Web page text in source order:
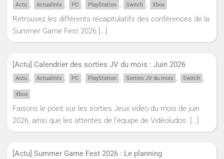
Actu , Actualités , PC , PlayStation , Switch , Xbox
Retrouvez les différents récapitulatifs des conférences de la
Summer Game Fest 2026 […]
[Actu] Calendrier des sorties JV du mois : Juin 2026
Actu , Actualités , PC , PlayStation , Sorties JV du mois , Switch ,
Xbox
Faisons le point sur les sorties Jeux vidéo du mois de juin
2026, ainsi que les attentes de l'équipe de Vidéoludos. […]
[Actu] Summer Game Fest 2026 : Le planning